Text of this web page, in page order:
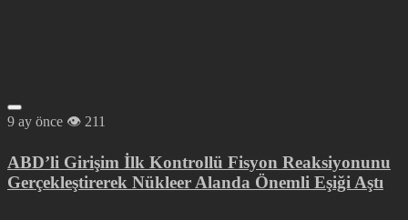
9 ay önce 211
ABD’li Girişim İlk Kontrollü Fisyon Reaksiyonunu
Gerçekleştirerek Nükleer Alanda Önemli Eşiği Aştı